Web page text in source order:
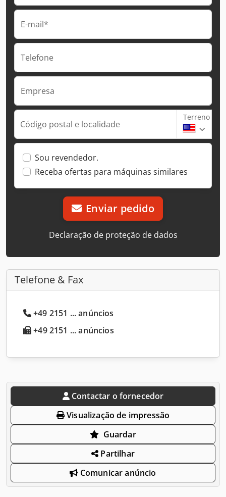
E-mail*
Telefone
Empresa
Código postal e localidade
Terreno
Sou revendedor.
Receba ofertas para máquinas similares
Enviar pedido
Declaração de proteção de dados
Telefone & Fax
+49 2151 ... anúncios
+49 2151 ... anúncios
Contactar o fornecedor
Visualização de impressão
Guardar
Partilhar
Comunicar anúncio